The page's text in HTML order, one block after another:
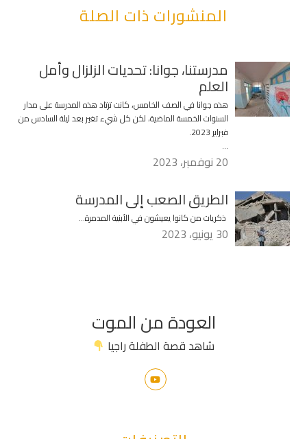
المنشورات ذات الصلة
مدرستنا، جوانا: تحديات الزلزال وأمل
العلم
هذه جوانا في الصف الخامس، كانت ترتاد هذه المدرسة على مدار
السنوات الخمسة الماضية، لكن كل شيء تغير بعد ليلة السادس من
فبراير 2023.
…
20 نوفمبر، 2023
الطريق الصعب إلى المدرسة
ذكريات من كانوا يعيشون في الأبنية المدمرة…
30 يونيو، 2023
العودة من الموت
شاهد قصة الطفلة راجيا